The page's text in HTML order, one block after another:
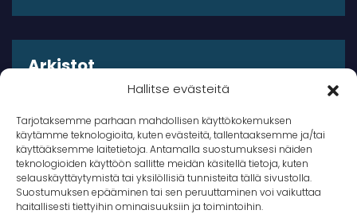
Hallitse evästeitä
Tarjotaksemme parhaan mahdollisen käyttökokemuksen
käytämme teknologioita, kuten evästeitä, tallentaaksemme ja/tai
käyttääksemme laitetietoja. Antamalla suostumuksesi näiden
teknologioiden käyttöön sallitte meidän käsitellä tietoja, kuten
selauskäyttäytymistä tai yksilöllisiä tunnisteita tällä sivustolla.
Suostumuksen epääminen tai sen peruuttaminen voi vaikuttaa
haitallisesti tiettyihin ominaisuuksiin ja toimintoihin.
Arkistot
© 2026 Takana Oy